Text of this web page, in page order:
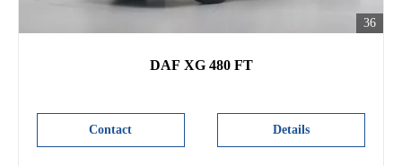
36
DAF XG 480 FT
Details
Contact